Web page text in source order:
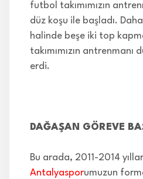
futbol takımımızın
düz koşu ile başladı.
halinde beşe iki top
takımımızın antrenmanı
erdi.
DAĞAŞAN GÖREVE
Bu arada, 2011-2014
Antalyasporumuzun